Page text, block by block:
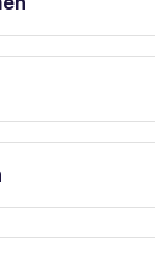
CASINOS